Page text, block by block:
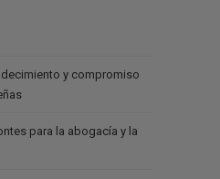
y compromiso
para la abogacía y la